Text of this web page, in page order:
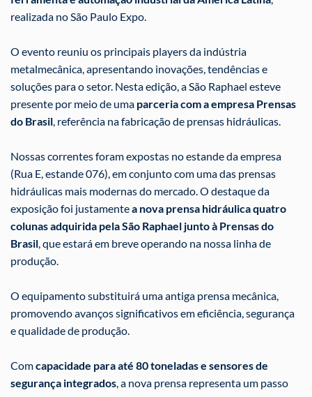
realizada no São Paulo Expo.
O evento reuniu os principais players da indústria
metalmecânica, apresentando inovações, tendências e
soluções para o setor. Nesta edição, a São Raphael esteve
presente por meio de uma parceria com a empresa Prensas
do Brasil, referência na fabricação de prensas hidráulicas.
Nossas correntes foram expostas no estande da empresa
(Rua E, estande 076), em conjunto com uma das prensas
hidráulicas mais modernas do mercado. O destaque da
exposição foi justamentea nova prensa hidráulica quatro
colunas adquirida pela São Raphael junto à Prensas do
Brasil, que estará em breve operando na nossa linha de
produção.
O equipamento substituirá uma antiga prensa mecânica,
promovendo avanços significativos em eficiência, segurança
e qualidade de produção.
Comcapacidade para até 80 toneladas e sensores de
segurança integrados, a nova prensa representa um passo